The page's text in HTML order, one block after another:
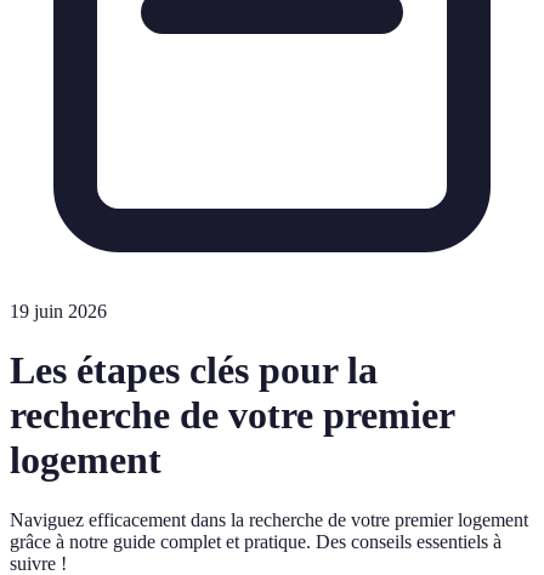
19 juin 2026
Les étapes clés pour la
recherche de votre premier
logement
Naviguez efficacement dans la recherche de votre premier logement
grâce à notre guide complet et pratique. Des conseils essentiels à
suivre !